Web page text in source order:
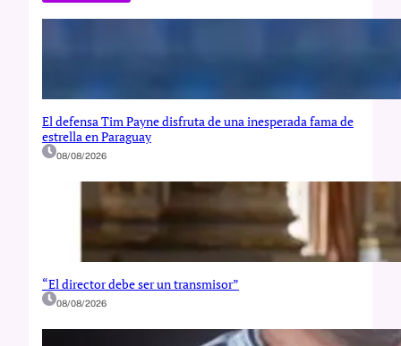
El defensa Tim Payne disfruta de una inesperada fama de
estrella en Paraguay
08/08/2026
“El director debe ser un transmisor”
08/08/2026